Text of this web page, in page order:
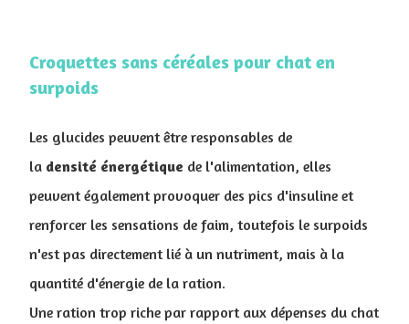
Croquettes sans céréales pour chat en
surpoids
Les glucides peuvent être responsables de
la densité énergétique de l'alimentation, elles
peuvent également provoquer des pics d'insuline et
renforcer les sensations de faim, toutefois le surpoids
n'est pas directement lié à un nutriment, mais à la
quantité d'énergie de la ration.
Une ration trop riche par rapport aux dépenses du chat